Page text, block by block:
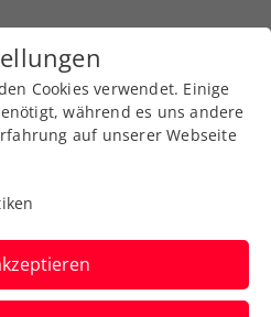
News
Cookies verwendet. Einige
während es uns andere
auf unserer Webseite